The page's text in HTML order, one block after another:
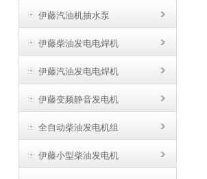
伊藤汽油机抽水泵
伊藤柴油发电电焊机
伊藤汽油发电电焊机
伊藤变频静音发电机
全自动柴油发电机组
伊藤小型柴油发电机